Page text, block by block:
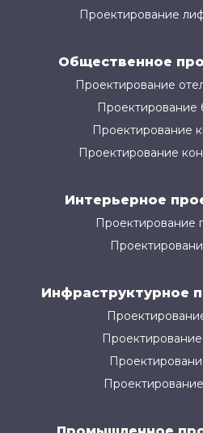
Проектирование
Общественное
Проектирование
Проектирование
Проектирование
Проектирование
Интерьерное
Проектирование
Инфраструктурное